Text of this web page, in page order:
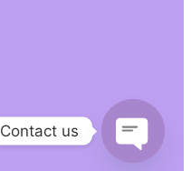
Contact us